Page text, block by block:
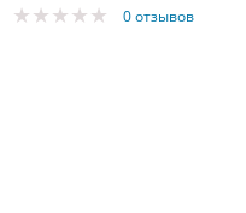
0 отзывов